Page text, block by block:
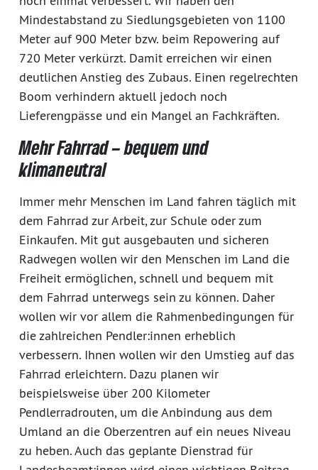
Mindestabstand zu Siedlungsgebieten von 1100
Meter auf 900 Meter bzw. beim Repowering auf
720 Meter verkürzt. Damit erreichen wir einen
deutlichen Anstieg des Zubaus. Einen regelrechten
Boom verhindern aktuell jedoch noch
Lieferengpässe und ein Mangel an Fachkräften.
Mehr Fahrrad – bequem und
klimaneutral
Immer mehr Menschen im Land fahren täglich mit
dem Fahrrad zur Arbeit, zur Schule oder zum
Einkaufen. Mit gut ausgebauten und sicheren
Radwegen wollen wir den Menschen im Land die
Freiheit ermöglichen, schnell und bequem mit
dem Fahrrad unterwegs sein zu können. Daher
wollen wir vor allem die Rahmenbedingungen für
die zahlreichen Pendler:innen erheblich
verbessern. Ihnen wollen wir den Umstieg auf das
Fahrrad erleichtern. Dazu planen wir
beispielsweise über 200 Kilometer
Pendlerradrouten, um die Anbindung aus dem
Umland an die Oberzentren auf ein neues Niveau
zu heben. Auch das geplante Dienstrad für